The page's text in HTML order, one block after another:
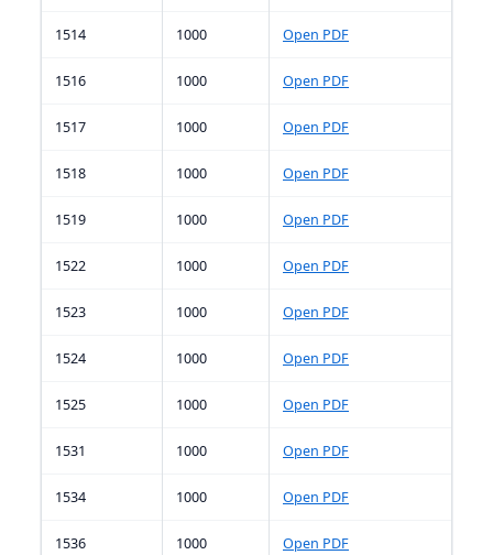
1514 1000 Open PDF
1516 1000 Open PDF
1517 1000 Open PDF
1518 1000 Open PDF
1519 1000 Open PDF
1522 1000 Open PDF
1523 1000 Open PDF
1524 1000 Open PDF
1525 1000 Open PDF
1531 1000 Open PDF
1534 1000 Open PDF
1536 1000 Open PDF